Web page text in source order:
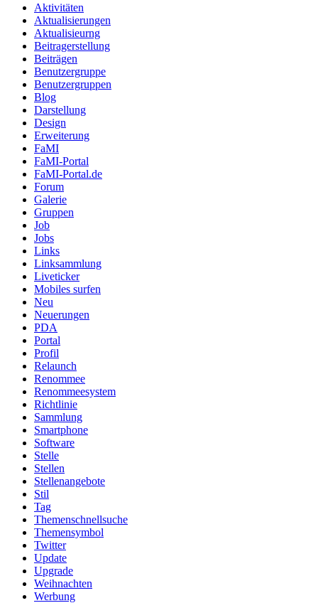
Aktivitäten
Aktualisierungen
Aktualisieurng
Beitragerstellung
Beiträgen
Benutzergruppe
Benutzergruppen
Blog
Darstellung
Design
Erweiterung
FaMI
FaMI-Portal
FaMI-Portal.de
Forum
Galerie
Gruppen
Job
Jobs
Links
Linksammlung
Liveticker
Mobiles surfen
Neu
Neuerungen
PDA
Portal
Profil
Relaunch
Renommee
Renommeesystem
Richtlinie
Sammlung
Smartphone
Software
Stelle
Stellen
Stellenangebote
Stil
Tag
Themenschnellsuche
Themensymbol
Twitter
Update
Upgrade
Weihnachten
Werbung